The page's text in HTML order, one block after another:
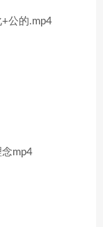
公的.mp4
mp4